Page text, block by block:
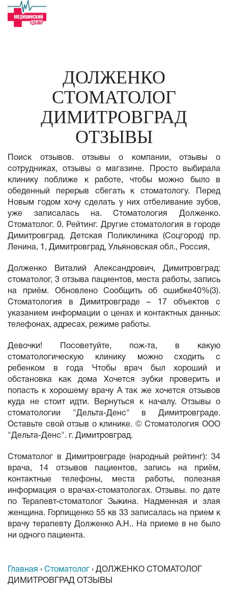
ДОЛЖЕНКО
СТОМАТОЛОГ
ДИМИТРОВГРАД
ОТЗЫВЫ
Поиск отзывов. отзывы о компании, отзывы о
сотрудниках, отзывы о магазине. Просто выбирала
клинику поближе к работе, чтобы можно было в
обеденный перерыв сбегать к стоматологу. Перед
Новым годом хочу сделать у них отбеливание зубов,
уже записалась на. Стоматология Долженко.
Стоматолог. 0. Рейтинг. Другие стоматология в городе
Димитровград. Детская Поликлиника (Соцгород) пр.
Ленина, 1, Димитровград, Ульяновская обл., Россия,
Долженко Виталий Александрович, Димитровград:
стоматолог, 3 отзыва пациентов, места работы, запись
на приём. Обновлено Сообщить об ошибке40%(3).
Стоматология в Димитровграде – 17 объектов с
указанием информации о ценах и контактных данных:
телефонах, адресах, режиме работы.
Девочки! Посоветуйте, пож-та, в какую
стоматологическую клинику можно сходить с
ребенком в года Чтобы врач был хороший и
обстановка как дома Хочется зубки проверить и
попасть к хорошему врачу А так же хочется отзывов
куда не стоит идти. Вернуться к началу. Отзывы о
стоматологии "Дельта-Денс" в Димитровграде.
Оставьте свой отзыв о клинике. © Стоматология ООО
"Дельта-Денс". г. Димитровград.
Стоматолог в Димитровграде (народный рейтинг): 34
врача, 14 отзывов пациентов, запись на приём,
контактные телефоны, места работы, полезная
информация о врачах-стоматологах. Отзывы. по дате
по Терапевт-стоматолог Зыкина. Надменная и злая
женщина. Горпищенко 55 кв 33 записалась на прием к
врачу терапевту Долженко А.Н.. На приеме в не было
ни одного пациента.
Главная › Стоматолог › ДОЛЖЕНКО СТОМАТОЛОГ
ДИМИТРОВГРАД ОТЗЫВЫ